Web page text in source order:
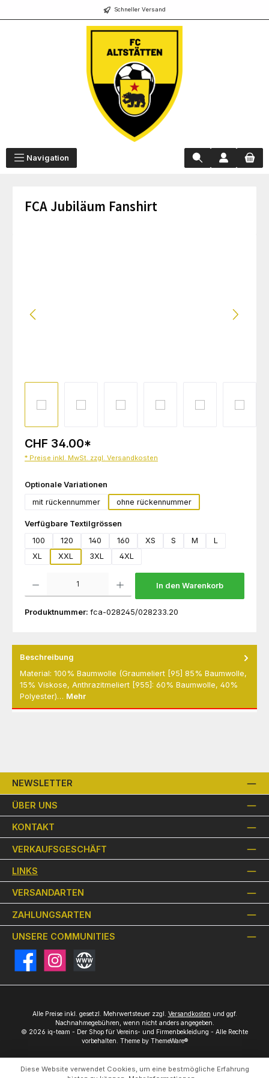
Schneller Versand
Navigation
FCA Jubiläum Fanshirt
CHF 34.00*
* Preise inkl. MwSt. zzgl. Versandkosten
Optionale Variationen
mit rückennummer
ohne rückennummer
Verfügbare Textilgrössen
100
120 140 160 XS S M
L
XL
XXL 3XL 4XL
In den Warenkorb
Produktnummer: fca-028245/028233.20
Beschreibung
Material: 100% Baumwolle (Graumeliert [95] 85% Baumwolle,
15% Viskose, Anthrazitmeliert [955]: 60% Baumwolle, 40%
Polyester)… Mehr
NEWSLETTER
ÜBER UNS
KONTAKT
VERKAUFSGESCHÄFT
LINKS
VERSANDARTEN
ZAHLUNGSARTEN
UNSERE COMMUNITIES
FacebookInstagramWebsite
Alle Preise inkl. gesetzl. Mehrwertsteuer zzgl. Versandkosten und ggf.
Nachnahmegebühren, wenn nicht anders angegeben.
© 2026 iq-team - Der Shop für Vereins- und Firmenbekleidung - Alle Rechte
vorbehalten. Theme by ThemeWare®
Diese Website verwendet Cookies, um eine bestmögliche Erfahrung